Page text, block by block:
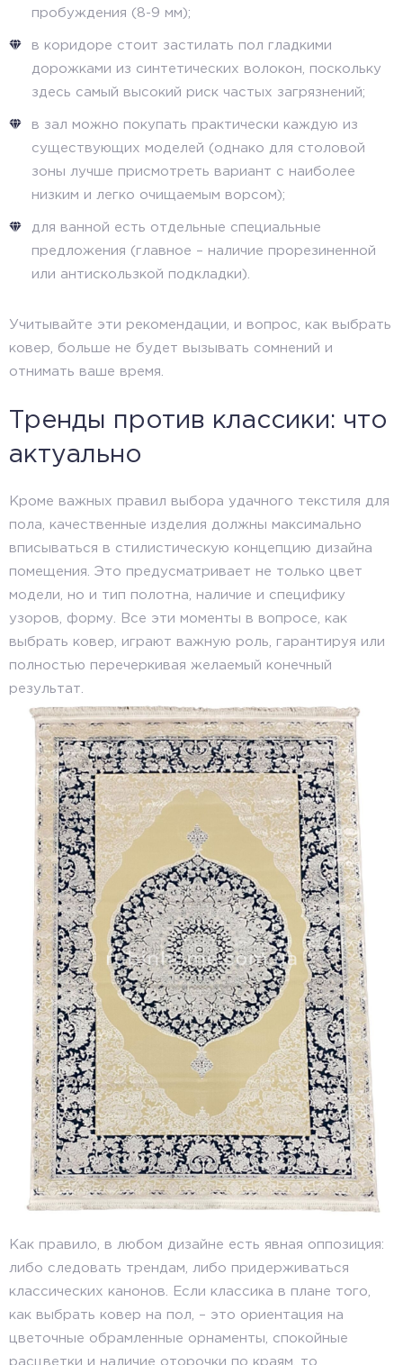
пробуждения (8-9 мм);
в коридоре стоит застилать пол гладкими
дорожками из синтетических волокон, поскольку
здесь самый высокий риск частых загрязнений;
в зал можно покупать практически каждую из
существующих моделей (однако для столовой
зоны лучше присмотреть вариант с наиболее
низким и легко очищаемым ворсом);
для ванной есть отдельные специальные
предложения (главное – наличие прорезиненной
или антискользкой подкладки).
Учитывайте эти рекомендации, и вопрос, как выбрать
ковер, больше не будет вызывать сомнений и
отнимать ваше время.
Тренды против классики: что
актуально
Кроме важных правил выбора удачного текстиля для
пола, качественные изделия должны максимально
вписываться в стилистическую концепцию дизайна
помещения. Это предусматривает не только цвет
модели, но и тип полотна, наличие и специфику
узоров, форму. Все эти моменты в вопросе, как
выбрать ковер, играют важную роль, гарантируя или
полностью перечеркивая желаемый конечный
результат.
Как правило, в любом дизайне есть явная оппозиция:
либо следовать трендам, либо придерживаться
классических канонов. Если классика в плане того,
как выбрать ковер на пол, – это ориентация на
цветочные обрамленные орнаменты, спокойные
расцветки и наличие оторочки по краям, то